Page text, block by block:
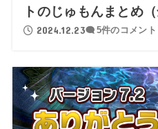
トのじゅもんまとめ
2024.12.23 5件のコメント